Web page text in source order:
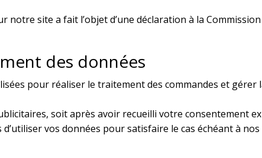
notre site a fait l’objet d’une déclaration à la
des données
pour réaliser le traitement des commandes et gérer
soit après avoir recueilli votre consentement
vos données pour satisfaire le cas échéant à